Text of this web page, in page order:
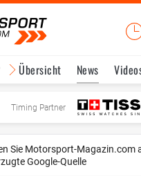
Übersicht News
Timing Partner
Sie Motorsport-Magazin.com
Google-Quelle